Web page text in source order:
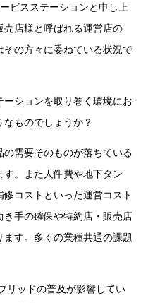
ビスステーションと申し上
売店様と呼ばれる運営店の
の方々に委ねている状況で
ーションを取り巻く環境にお
ものでしょうか？
の需要そのものが落ちている
。また人件費や地下タン
コストといった運営コスト
手の確保や特約店・販売店
す。多くの業種共通の課題
リッドの普及が影響してい